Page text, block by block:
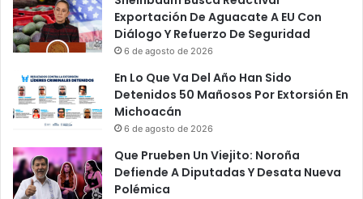
Exportación De Aguacate A EU Con
Diálogo Y Refuerzo De Seguridad
6 de agosto de 2026
En Lo Que Va Del Año Han Sido
Detenidos 50 Mañosos Por Extorsión En
Michoacán
6 de agosto de 2026
Que Prueben Un Viejito: Noroña
Defiende A Diputadas Y Desata Nueva
Polémica